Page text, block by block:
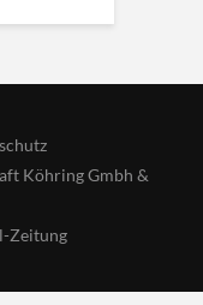
Köhring Gmbh &
Zeitung